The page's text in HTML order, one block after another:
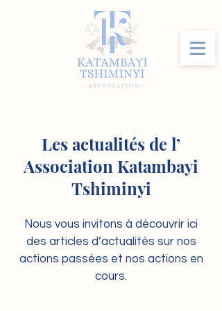
Les actualités de l’
Association Katambayi
Tshiminyi
Nous vous invitons à découvrir ici
des articles d’actualités sur nos
actions passées et nos actions en
cours.